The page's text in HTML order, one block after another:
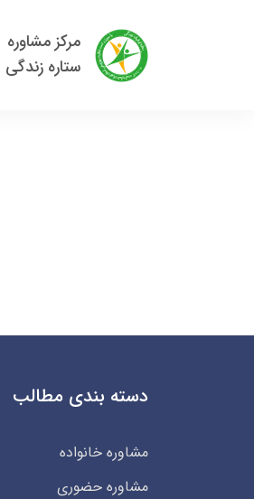
مرکز مشاوره
ستاره زندگی
دسته بندی مطالب
مشاوره خانواده
مشاوره حضوری